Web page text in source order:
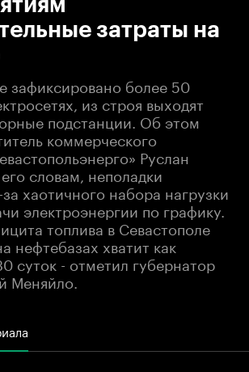
затраты на
зафиксировано более 50
из строя выходят
подстанции. Об этом
коммерческого
Руслан
словам, неполадки
хаотичного набора нагрузки
электроэнергии по графику.
топлива в Севастополе
нефтебазах хватит как
суток - отметил губернатор
Меняйло.